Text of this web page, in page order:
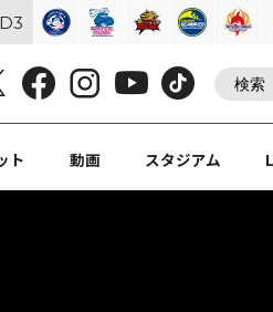
ト 動画 スタジアム
D3